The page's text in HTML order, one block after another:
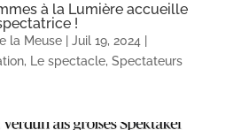
à la Lumière accueille
!
la Meuse| Juil 19, 2024
, Le spectacle, Spectateurs